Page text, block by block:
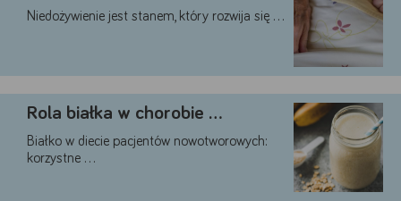
Niedożywienie jest stanem, który rozwija się …
Rola białka w chorobie …
Białko w diecie pacjentów nowotworowych:
korzystne …